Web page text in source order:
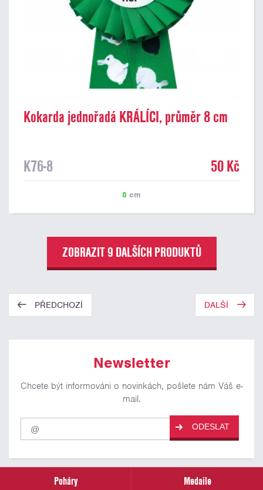
Kokarda jednořadá KRÁLÍCI, průměr 8 cm
K76-8 50 Kč
8 cm
ZOBRAZIT 9 DALŠÍCH PRODUKTŮ
PŘEDCHOZÍ DALŠÍ
Newsletter
Chcete být informováni o novinkách, pošlete nám Váš e-
mail.
Pro
odběr
našich
ODESLAT
Poháry
Medaile